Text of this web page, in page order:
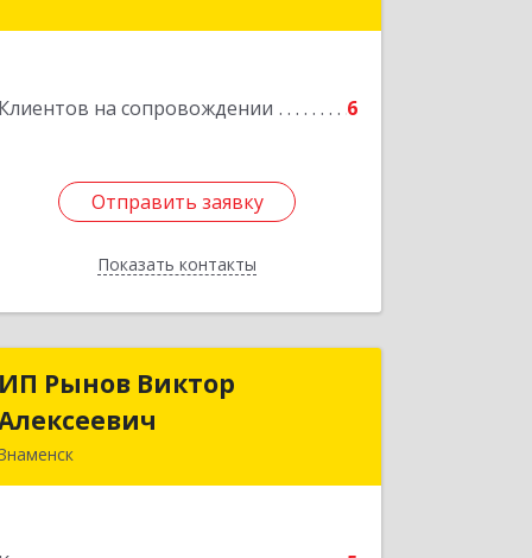
Клиентов на сопровождении 6
Отправить заявку
Показать контакты
Отправить заявку
Назад
ИП Рынов Виктор
ИП Рынов Виктор